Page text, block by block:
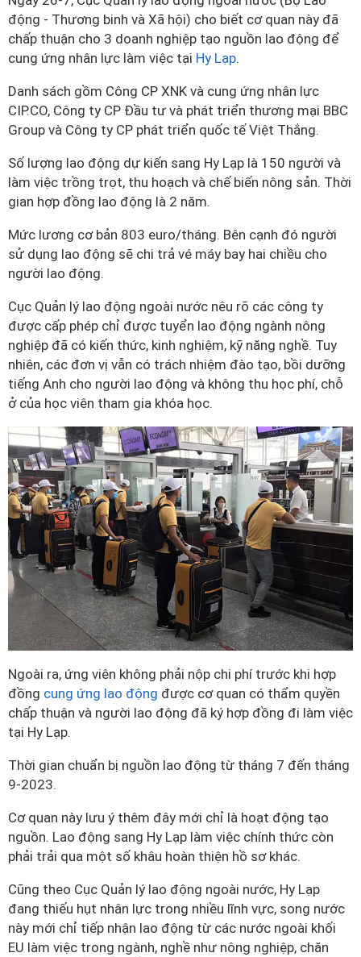
động - Thương binh và Xã hội) cho biết cơ quan này đã
chấp thuận cho 3 doanh nghiệp tạo nguồn lao động để
cung ứng nhân lực làm việc tại Hy Lạp.
Danh sách gồm Công CP XNK và cung ứng nhân lực
CIP.CO, Công ty CP Đầu tư và phát triển thương mại BBC
Group và Công ty CP phát triển quốc tế Việt Thắng.
Số lượng lao động dự kiến sang Hy Lạp là 150 người và
làm việc trồng trọt, thu hoạch và chế biến nông sản. Thời
gian hợp đồng lao động là 2 năm.
Mức lương cơ bản 803 euro/tháng. Bên cạnh đó người
sử dụng lao động sẽ chi trả vé máy bay hai chiều cho
người lao động.
Cục Quản lý lao động ngoài nước nêu rõ các công ty
được cấp phép chỉ được tuyển lao động ngành nông
nghiệp đã có kiến thức, kinh nghiệm, kỹ năng nghề. Tuy
nhiên, các đơn vị vẫn có trách nhiệm đào tạo, bồi dưỡng
tiếng Anh cho người lao động và không thu học phí, chỗ
ở của học viên tham gia khóa học.
Ngoài ra, ứng viên không phải nộp chi phí trước khi hợp
đồng cung ứng lao động được cơ quan có thẩm quyền
chấp thuận và người lao động đã ký hợp đồng đi làm việc
tại Hy Lạp.
Thời gian chuẩn bị nguồn lao động từ tháng 7 đến tháng
9-2023.
Cơ quan này lưu ý thêm đây mới chỉ là hoạt động tạo
nguồn. Lao động sang Hy Lạp làm việc chính thức còn
phải trải qua một số khâu hoàn thiện hồ sơ khác.
Cũng theo Cục Quản lý lao động ngoài nước, Hy Lạp
đang thiếu hụt nhân lực trong nhiều lĩnh vực, song nước
này mới chỉ tiếp nhận lao động từ các nước ngoài khối
EU làm việc trong ngành, nghề như nông nghiệp, chăn